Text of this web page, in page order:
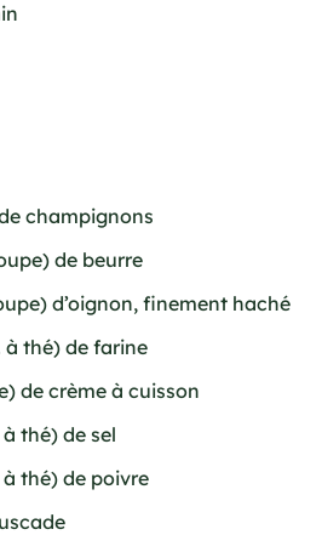
champignons
de beurre
d’oignon, finement haché
à thé) de farine
de crème à cuisson
thé) de sel
thé) de poivre